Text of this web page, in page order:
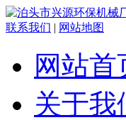
联系我们 | 网站地图
网站首
关于我